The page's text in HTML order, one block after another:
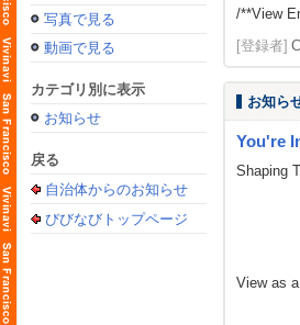
写真で見る
動画で見る
カテゴリ別に表示
お知らせ
戻る
自治体からのお知らせ
びびなびトップページ
/**View
[登録者]
お知ら
You're
Shaping
View as